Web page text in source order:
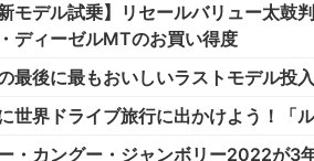
新モデル試乗】リセールバリュー太
ディーゼルMTのお買い得度
最後に最もおいしいラストモデル投
世界ドライブ旅行に出かけよう！「
・カングー・ジャンボリー2022が3